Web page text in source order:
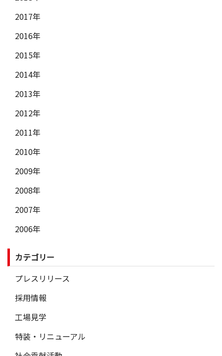
2017年
2016年
2015年
2014年
2013年
2012年
2011年
2010年
2009年
2008年
2007年
2006年
カテゴリー
プレスリリース
採用情報
工場見学
特装・リニューアル